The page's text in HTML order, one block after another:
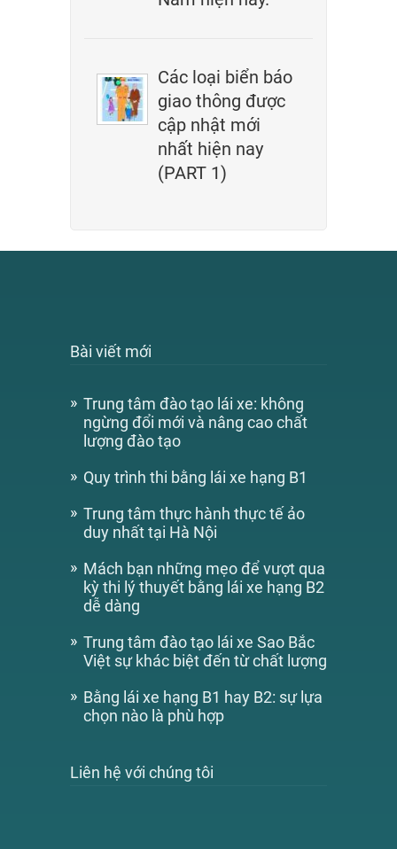
Các loại biển báo
giao thông được
cập nhật mới
nhất hiện nay
(PART 1)
Bài viết mới
Trung tâm đào tạo lái xe: không
ngừng đổi mới và nâng cao chất
lượng đào tạo
Quy trình thi bằng lái xe hạng B1
Trung tâm thực hành thực tế ảo
duy nhất tại Hà Nội
Mách bạn những mẹo để vượt qua
kỳ thi lý thuyết bằng lái xe hạng B2
dễ dàng
Trung tâm đào tạo lái xe Sao Bắc
Việt sự khác biệt đến từ chất lượng
Bằng lái xe hạng B1 hay B2: sự lựa
chọn nào là phù hợp
Liên hệ với chúng tôi